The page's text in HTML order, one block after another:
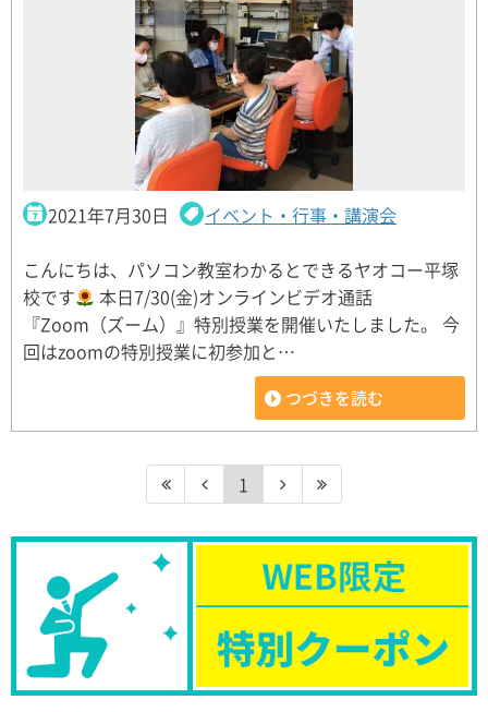
2021年7月30日 イベント・行事・講演会
こんにちは、パソコン教室わかるとできるヤオコー平塚
校です
本日7/30(金)オンラインビデオ通話
『Zoom（ズーム）』特別授業を開催いたしました。 今
回はzoomの特別授業に初参加と…
つづきを読む
1